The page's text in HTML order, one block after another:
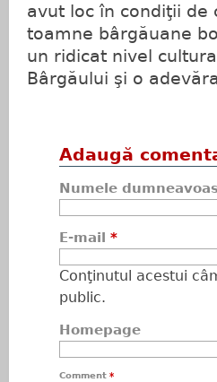
avut loc în condiţii de
toamne bârgăuane
un ridicat nivel
Bârgăului şi o
Adaugă
Numele
E-mail *
Conţinutul acestui
public.
Homepage
Comment *